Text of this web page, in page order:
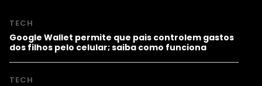
TECH
Google Wallet permite que pais controlem gastos
dos filhos pelo celular; saiba como funciona
TECH